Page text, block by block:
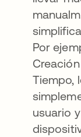
Por
Tiempo,
usuario